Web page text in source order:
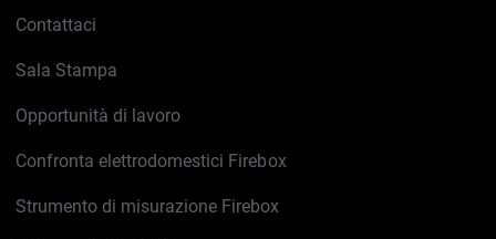
Contattaci
Sala Stampa
Opportunità di lavoro
Confronta elettrodomestici Firebox
Strumento di misurazione Firebox